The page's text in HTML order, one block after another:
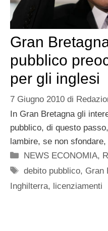
Gran
pubblico
per gli inglesi
7 Giugno 2010 di
In Gran Bretagna gli
pubblico, di questo
lambire, se non
Categorie
NEWS ECONOMIA,
Tag
debito pubblico, Gran
Inghilterra, licenziamenti